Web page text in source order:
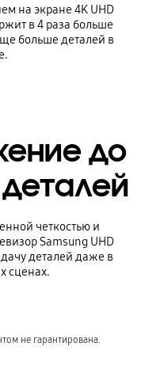
на экране 4K UHD
в 4 раза больше
больше деталей в
до
четкостью и
Samsung UHD
деталей даже в
сценах.
не гарантирована.